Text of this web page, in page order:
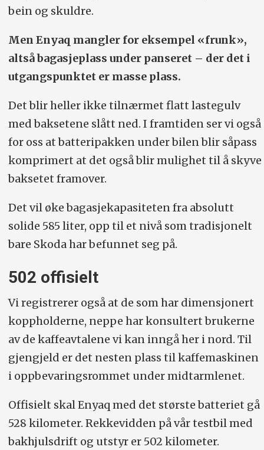
bein og skuldre.
Men Enyaq mangler for eksempel «frunk»,
altså bagasjeplass under panseret – der det i
utgangspunktet er masse plass.
Det blir heller ikke tilnærmet flatt lastegulv
med baksetene slått ned. I framtiden ser vi også
for oss at batteripakken under bilen blir såpass
komprimert at det også blir mulighet til å skyve
baksetet framover.
Det vil øke bagasjekapasiteten fra absolutt
solide 585 liter, opp til et nivå som tradisjonelt
bare Skoda har befunnet seg på.
502 offisielt
Vi registrerer også at de som har dimensjonert
koppholderne, neppe har konsultert brukerne
av de kaffeavtalene vi kan inngå her i nord. Til
gjengjeld er det nesten plass til kaffemaskinen
i oppbevaringsrommet under midtarmlenet.
Offisielt skal Enyaq med det største batteriet gå
528 kilometer. Rekkevidden på vår testbil med
bakhjulsdrift og utstyr er 502 kilometer.